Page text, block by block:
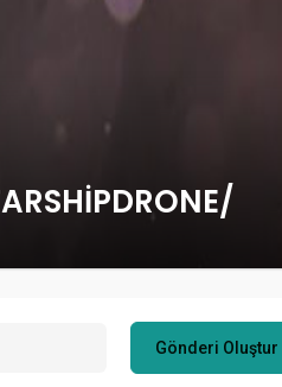
Gönderi Oluştur